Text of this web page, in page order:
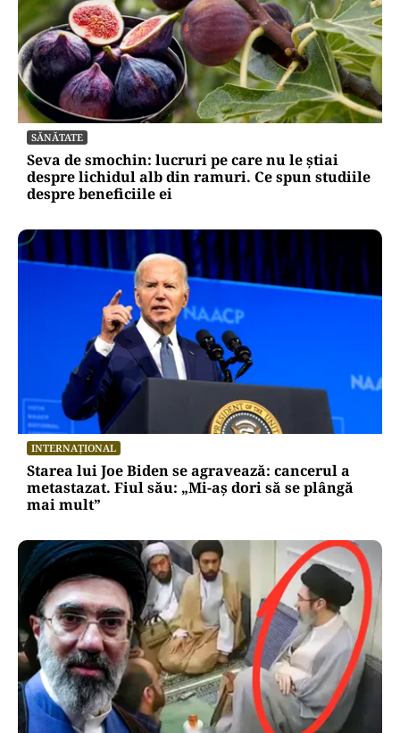
SĂNĂTATE
Seva de smochin: lucruri pe care nu le știai
despre lichidul alb din ramuri. Ce spun studiile
despre beneficiile ei
INTERNAȚIONAL
Starea lui Joe Biden se agravează: cancerul a
metastazat. Fiul său: „Mi-aș dori să se plângă
mai mult”